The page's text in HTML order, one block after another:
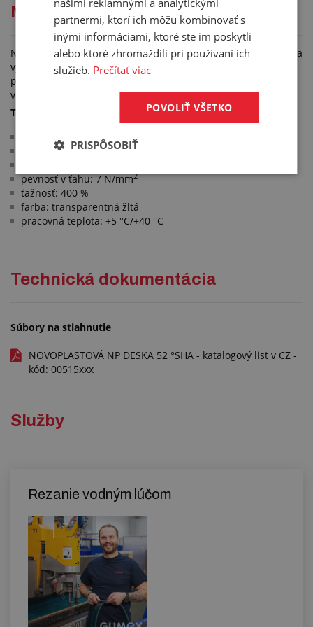
NP DOSKA 52 °SHA
Novoplastová doska je vhodná na podložky pod sekacie nože a
výrobu tesnenia. Krátkodobo odoláva mastnotám a alkoholu,
pri dlhšom pôsobení je riziko zhoršenia mechanických
vlastností.
Technické parametre:
materiál: PVC (novoplast)
tvrdosť: 52 °ShA
pevnosť v ťahu: 7 N/mm2
ťažnosť: 400 %
farba: transparentná žltá
pracovná teplota: +5 °C/+40 °C
Technická dokumentácia
Súbory na stiahnutie
NOVOPLASTOVÁ NP DESKA 52 °SHA - katalogový list v CZ -
kód: 00515xxx
Služby
Rezanie vodným lúčom
partnermi, ktorí ich môžu kombinovať s
inými informáciami, ktoré ste im poskytli
alebo ktoré zhromaždili pri používaní ich
služieb. Prečítať viac
POVOLIŤ VŠETKO
PRISPÔSOBIŤ